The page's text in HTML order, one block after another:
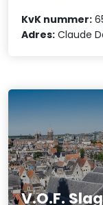
KvK nummer:
Adres: Claude
V.O.F.